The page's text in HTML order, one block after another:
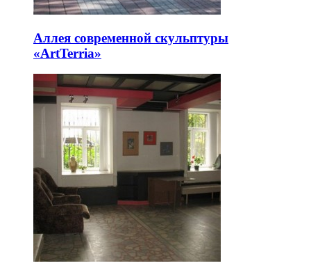
Аллея современной скульптуры
«ArtTerria»